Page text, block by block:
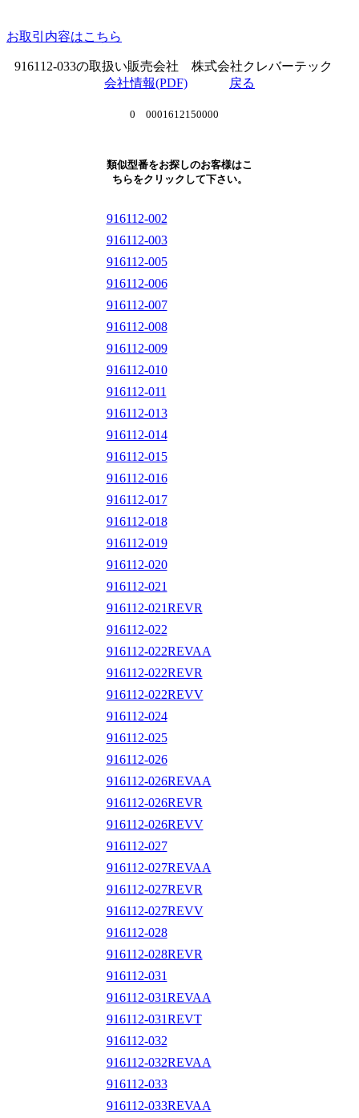
お取引内容はこちら
916112-033の取扱い販売会社 株式会社クレバーテック
会社情報(PDF)
戻る
0 0001612150000
類似型番をお探しのお客様はこ
ちらをクリックして下さい。
916112-002
916112-003
916112-005
916112-006
916112-007
916112-008
916112-009
916112-010
916112-011
916112-013
916112-014
916112-015
916112-016
916112-017
916112-018
916112-019
916112-020
916112-021
916112-021REVR
916112-022
916112-022REVAA
916112-022REVR
916112-022REVV
916112-024
916112-025
916112-026
916112-026REVAA
916112-026REVR
916112-026REVV
916112-027
916112-027REVAA
916112-027REVR
916112-027REVV
916112-028
916112-028REVR
916112-031
916112-031REVAA
916112-031REVT
916112-032
916112-032REVAA
916112-033
916112-033REVAA